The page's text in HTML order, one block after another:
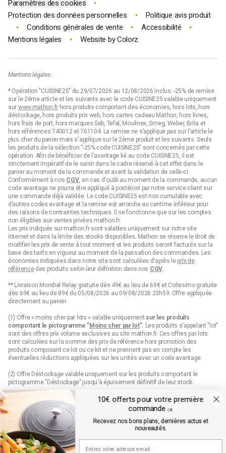
en procurant une chaleur homogène.
Il est crucial de veiller à une bonne ventilation lors de leur
utilisation pour prévenir les risques d'accumulation de monoxyde
de carbone. Pour une sécurité maximale, il est recommandé
où ces appareils sont utilisés.
Questions fréquentes autour des
chauffages d'appoint:
Quel est le chauffage le plus économique en
2024 ?
Les radiateurs d'appoint à basse consommation électrique sont
parmi les plus économiques, offrant un excellent rendement
énergétique tout en réduisant considérablement les coûts de
fonctionnement. Découvrez notre sélection sur Mathon.fr pour
trouver l'appareil qui vous convient le mieux.
Quel chauffage d'appoint électrique ou poêle
?
Le choix dépend de vos besoins spécifiques. Un chauffage
d'appoint électrique est pratique et facile à déplacer, tandis qu'un
poêle peut offrir une chaleur plus intense, idéale pour les grands
espaces. Mathon.fr propose une large gamme de chauffages
d'appoint pour tous les types de chauffage.
Quels sont les radiateurs d'appoint qui
consomment le moins ?
Les modèles à basse consommation ou à inertie, comme les
chauffages soufflants ou radiateurs électriques à réglage de
température, consomment moins d'énergie tout en offrant un
confort optimal.
Comment nettoyer un chauffage d'appoint au
gaz ?
Pour nettoyer un chauffage d'appoint au gaz, veillez à le
débrancher et à attendre qu'il refroidisse. Ensuite, retirez la
poussière à l'aide d'un chiffon sec et nettoyez les parties
accessibles avec un produit adapté, en prenant soin d'éviter les
composants électroniques et la zone de combustion.
Paramètres des cookies •
Protection des données personnelles • Politique avis produit
• Conditions générales de vente • Accessibilité •
Mentions légales • Website byColorz
Mentions légales :
* Opération "CUISINE25" du 29/07/2026 au 12/08/2026 inclus. -25% de remise
sur le 2ème article et les suivants avec le code CUISINE25 valable uniquement
sur www.mathon.frhors produits comportant des économies, hors lots, hors
déstockage, hors produits prix web, hors cartes cadeau Mathon, hors livres,
hors frais de port, hors marques Seb, Tefal, Moulinex, Smeg, Weber, Brita et
hors références 740012 et 761104. La remise ne s’applique pas sur l’article le
plus cher du panier mais s'applique sur le 2ème produit et les suivants. Seuls
les produits de la sélection "-25% code CUISINE25" sont concernés par cette
opération. Afin de bénéficier de l'avantage lié au code CUISINE25, il est
strictement impératif de le saisir dans le cadre réservé à cet effet dans le
panier au moment de la commande et avant la validation de celle-ci.
Conformément à nos CGV, en cas d'oubli au moment de la commande, aucun
code avantage ne pourra être appliqué à postériori par notre service client sur
une commande déjà validée. Le code CUISINE25 est non cumulable avec
d’autres codes avantage et la remise est arrondie au centime inférieur pour
des raisons de contraintes techniques. Il ne fonctionne que sur les comptes
non éligibles aux ventes privées mathon.fr.
Les prix indiqués sur mathon.fr sont valables uniquement sur notre site
internet et dans la limite des stocks disponibles. Mathon se réserve le droit de
modifier les prix de vente à tout moment et les produits seront facturés sur la
base des tarifs en vigueur au moment de la passation des commandes. Les
économies indiquées dans notre site sont calculées d'après le prix de
référencedes produits selon leur définition dans nos CGV.
** Livraison Mondial Relay gratuite dès 49€ au lieu de 69€ et Colissimo gratuite
dès 69€ au lieu de 89€ du 05/08/2026 au 09/08/2026 23h59. Offre appliquée
directement au panier.
(1) Offre « moins cher par lots » valable uniquement sur les produits
comportant le pictogramme "Moins cher par lot". Les produits s'appelant "lot"
sont des offres prix volume exclusives au site mathon.fr. Ces offres par lots
sont calculées sur la somme des prix de référence hors promotion des
produits composant ce lot ou ce kit et ne prennent pas en compte les
éventuelles réductions appliquées sur les unités avec un code avantage.
(2) Offre Déstockage valable uniquement sur les produits comportant le
pictogramme "Déstockage" jusqu'à épuisement définitif de leur stock.
(3) 10€ de remise sur votre première commande sur mathon.fr dès 99€
d’achats pour les nouveaux inscrits en saisissant le code qui est envoyé par
mail. Offre valable sur les produits hors marques Seb, Moulinex et Tefal, hors
produits disposant d'un pictogramme "prix web", hors lots, hors cartes cadeaux
et dès 99€ d'achats hors frais de port.
Conditions détaillées disponibles dans l’email de confirmation d’inscription à la
newsletter.
10€ offerts pour votre première
commande (3)
Recevez nos bons plans, dernières actus et
nouveautés.